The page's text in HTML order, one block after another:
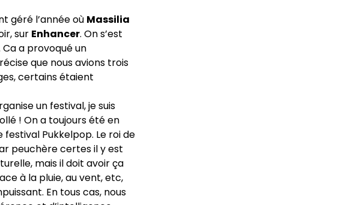
géré l’année où Massilia
sur Enhancer. On s’est
a provoqué un
que nous avions trois
certains étaient
un festival, je suis
! On a toujours été en
Pukkelpop. Le roi de
peuchère certes il y est
mais il doit avoir ça
à la pluie, au vent, etc,
En tous cas, nous